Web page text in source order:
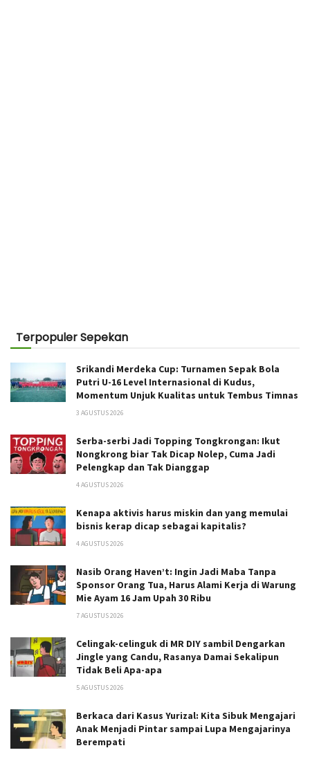
Terpopuler Sepekan
Srikandi Merdeka Cup: Turnamen Sepak Bola
Putri U-16 Level Internasional di Kudus,
Momentum Unjuk Kualitas untuk Tembus Timnas
3 AGUSTUS 2026
Serba-serbi Jadi Topping Tongkrongan: Ikut
Nongkrong biar Tak Dicap Nolep, Cuma Jadi
Pelengkap dan Tak Dianggap
4 AGUSTUS 2026
Kenapa aktivis harus miskin dan yang memulai
bisnis kerap dicap sebagai kapitalis?
4 AGUSTUS 2026
Nasib Orang Haven’t: Ingin Jadi Maba Tanpa
Sponsor Orang Tua, Harus Alami Kerja di Warung
Mie Ayam 16 Jam Upah 30 Ribu
7 AGUSTUS 2026
Celingak-celinguk di MR DIY sambil Dengarkan
Jingle yang Candu, Rasanya Damai Sekalipun
Tidak Beli Apa-apa
5 AGUSTUS 2026
Berkaca dari Kasus Yurizal: Kita Sibuk Mengajari
Anak Menjadi Pintar sampai Lupa Mengajarinya
Berempati